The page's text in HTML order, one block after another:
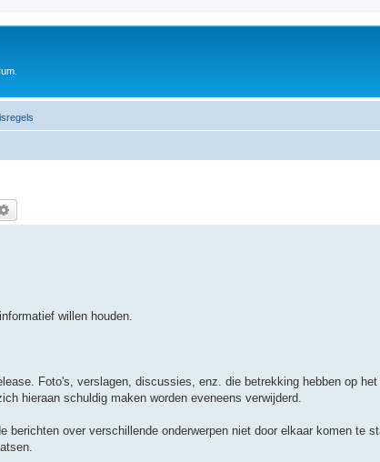
willen houden.
Foto's, verslagen, discussies, enz. die betrekking hebben op
hieraan schuldig maken worden eveneens verwijderd.
over verschillende onderwerpen niet door elkaar komen te